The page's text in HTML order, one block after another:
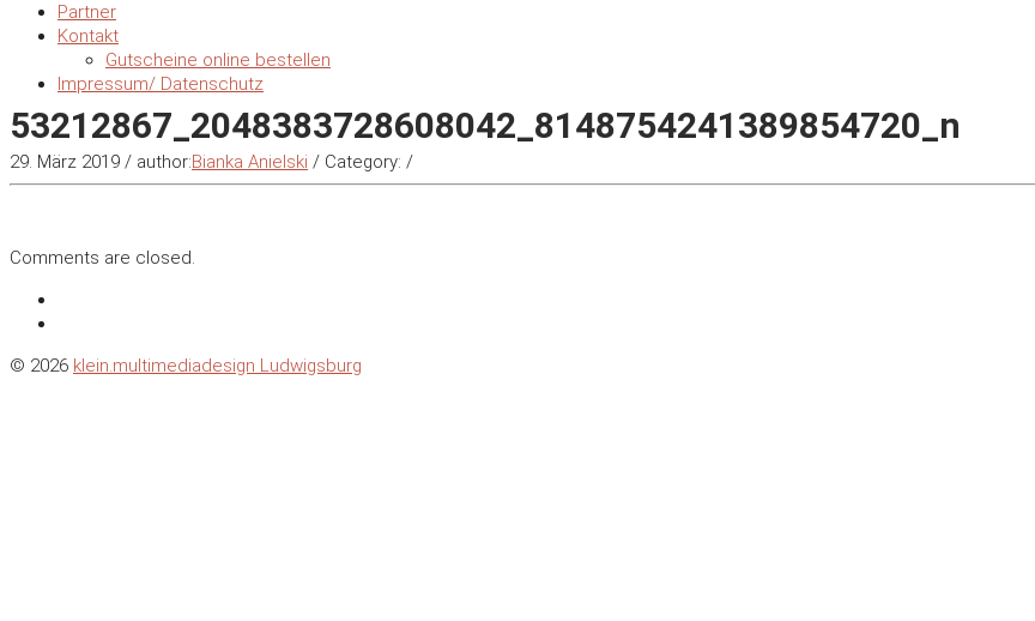
Partner
Kontakt
Gutscheine online bestellen
Impressum/ Datenschutz
53212867_2048383728608042_8148754241389854720_n
29. März 2019 / author:Bianka Anielski / Category: /
Comments are closed.
© 2026 klein.multimediadesign Ludwigsburg